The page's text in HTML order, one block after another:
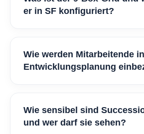
er in SF konfiguriert?
Wie werden Mitarbeitende
Entwicklungsplanung
Wie sensibel sind
und wer darf sie sehen?